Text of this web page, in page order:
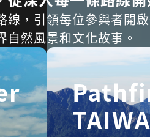
，引領每位參與者開
自然風景和文化故事。